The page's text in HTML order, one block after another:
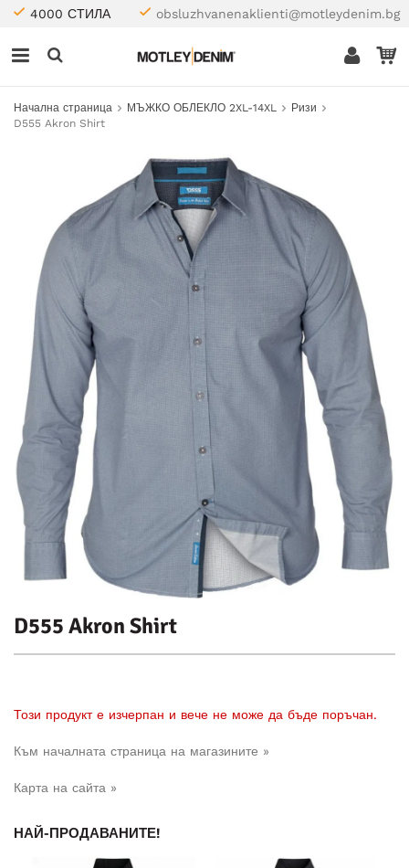
4000 СТИЛА obsluzhvanenaklienti@motleydenim.bg
Начална страница МЪЖКО ОБЛЕКЛО 2XL-14XL
Ризи
D555 Akron Shirt
D555 Akron Shirt
Този продукт е изчерпан и вече не може да бъде поръчан.
Към началната страница на магазините »
Карта на сайта »
НАЙ-ПРОДАВАНИТЕ!